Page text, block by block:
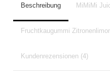
Beschreibung MiMiMi
Fruchtkaugummi
Kundenrezensionen (4)